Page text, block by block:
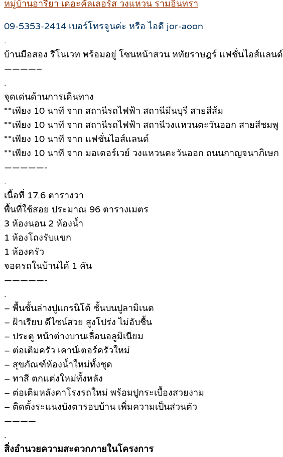
หมู่บ้านอารียา เดอะคัลเลอร์ส วงแหวน รามอินทรา
09-5353-2414 เบอร์โทรจูนค่ะ หรือ ไอดี jor-aoon
.
บ้านมือสอง รีโนเวท พร้อมอยู่ โซนหน้าสวน หทัยราษฎร์ แฟชั่นไอส์แลนด์
————–
.
จุดเด่นด้านการเดินทาง
**เพียง 10 นาที จาก สถานีรถไฟฟ้า สถานีมีนบุรี สายสีส้ม
**เพียง 10 นาที จาก สถานีรถไฟฟ้า สถานีวงแหวนตะวันออก สายสีชมพู
**เพียง 10 นาที จาก แฟชั่นไอส์แลนด์
**เพียง 10 นาที จาก มอเตอร์เวย์ วงแหวนตะวันออก ถนนกาญจนาภิเษก
—————-
.
เนื้อที่ 17.6 ตารางวา
พื้นที่ใช้สอย ประมาณ 96 ตารางเมตร
3 ห้องนอน 2 ห้องน้ำ
1 ห้องโถงรับแขก
1 ห้องครัว
จอดรถในบ้านได้ 1 คัน
—————-
.
– พื้นชั้นล่างปูแกรนิโต้ ชั้นบนปูลามิเนต
– ฝ้าเรียบ ดีไซน์สวย สูงโปร่ง ไม่อับชื้น
– ประตู หน้าต่างบานเลื่อนอลูมิเนียม
– ต่อเติมครัว เคาน์เตอร์ครัวใหม่
– สุขภัณฑ์ห้องน้ำใหม่ทั้งชุด
– ทาสี ตกแต่งใหม่ทั้งหลัง
– ต่อเติมหลังคาโรงรถใหม่ พร้อมปูกระเบื้องสวยงาม
– ติดตั้งระแนงบังตารอบบ้าน เพิ่มความเป็นส่วนตัว
————
.
สิ่งอำนวยความสะดวกภายในโครงการ